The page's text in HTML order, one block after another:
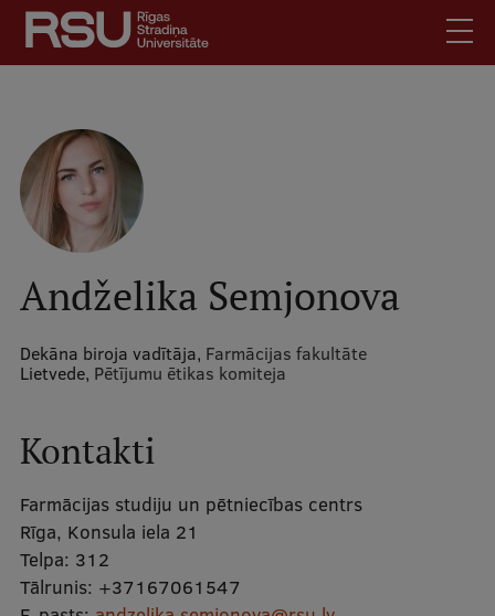
Pārlekt
galveno
saturu
Latviski
Meklēt Mobile
augšējā
izvēlne
Skolēniem
Studentiem
Darbiniekiem
Darba devējiem
Bibliotēka
Vakances
Mobile
galvenā
izvēlne
Studiju iespējas
Andželika Semjonova
Dekāna biroja vadītāja, Farmācijas fakultāte
Lietvede, Pētījumu ētikas komiteja
Kontakti
Farmācijas studiju un pētniecības centrs
Rīga, Konsula iela 21
Telpa: 312
Tālrunis: +37167061547